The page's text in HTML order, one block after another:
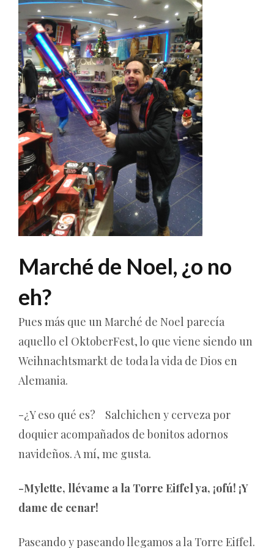
Marché de Noel, ¿o no
eh?
Pues más que un Marché de Noel parecía
aquello el OktoberFest, lo que viene siendo un
Weihnachtsmarkt de toda la vida de Dios en
Alemania.
-¿Y eso qué es? Salchichen y cerveza por
doquier acompañados de bonitos adornos
navideños. A mí, me gusta.
-Mylette, llévame a la Torre Eiffel ya, ¡ofú! ¡Y
dame de cenar!
Paseando y paseando llegamos a la Torre Eiffel.